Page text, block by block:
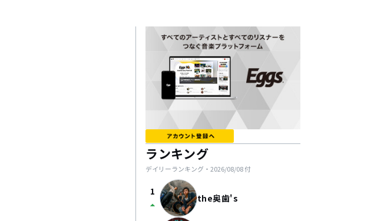
ランキング
デイリーランキング・ 2026/08/08付
1
arrow_drop_up the奥歯's